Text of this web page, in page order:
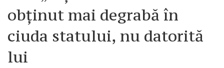
obținut mai degrabă în
ciuda statului, nu datorită
lui